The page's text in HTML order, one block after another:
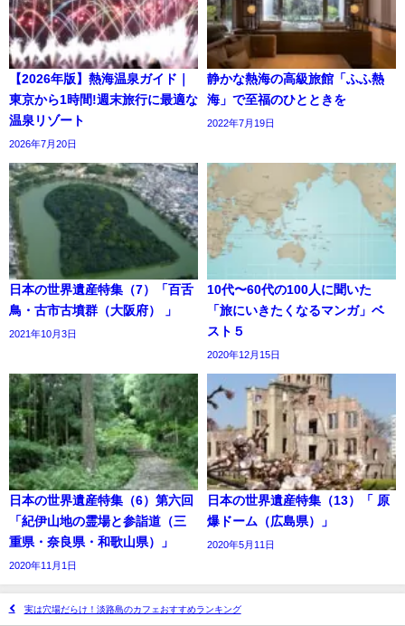
【2026年版】熱海温泉ガイド｜
東京から1時間!週末旅行に最適な
温泉リゾート
2026年7月20日
静かな熱海の高級旅館「ふふ熱
海」で至福のひとときを
2022年7月19日
日本の世界遺産特集（7）「百舌
鳥・古市古墳群（大阪府） 」
2021年10月3日
10代〜60代の100人に聞いた
「旅にいきたくなるマンガ」ベ
スト５
2020年12月15日
日本の世界遺産特集（6）第六回
「紀伊山地の霊場と参詣道（三
重県・奈良県・和歌山県）」
2020年11月1日
日本の世界遺産特集（13）「 原
爆ドーム（広島県）」
2020年5月11日
実は穴場だらけ！淡路島のカフェおすすめランキング